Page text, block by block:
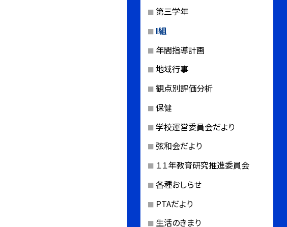
第三学年
I組
年間指導計画
地域行事
観点別評価分析
保健
学校運営委員会だより
弦和会だより
１１年教育研究推進委員会
各種おしらせ
PTAだより
生活のきまり